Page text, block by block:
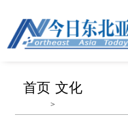
首页
>
文化